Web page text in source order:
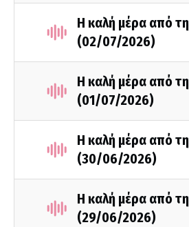
Η καλή μέρα από
(02/07/2026)
Η καλή μέρα από
(01/07/2026)
Η καλή μέρα από
(30/06/2026)
Η καλή μέρα από
(29/06/2026)